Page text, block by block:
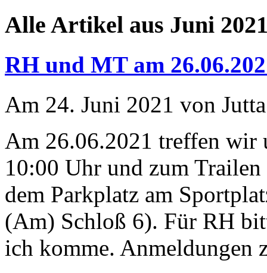
Alle Artikel aus Juni
RH und MT am
Am 24. Juni 2021 von
Am 26.06.2021 treffen wir
10:00 Uhr und zum
dem Parkplatz am
(Am) Schloß 6). Für RH
ich komme. Anmeldungen